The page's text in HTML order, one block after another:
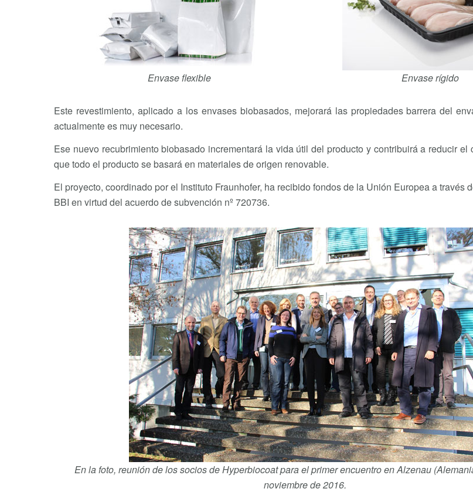
Envase flexible Envase rígido
Este revestimiento, aplicado a los envases biobasados, mejorará las propiedades barrera del
actualmente es muy necesario.
Ese nuevo recubrimiento biobasado incrementará la vida útil del producto y contribuirá a reducir el
que todo el producto se basará en materiales de origen renovable.
El proyecto, coordinado por el Instituto Fraunhofer, ha recibido fondos de la Unión Europea a través
BBI en virtud del acuerdo de subvención nº 720736.
En la foto, reunión de los socios de Hyperbiocoat para el primer encuentro en Alzenau
noviembre de 2016.